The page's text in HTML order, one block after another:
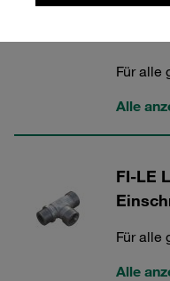
Für alle
Alle
FI-LE
Für alle
Alle